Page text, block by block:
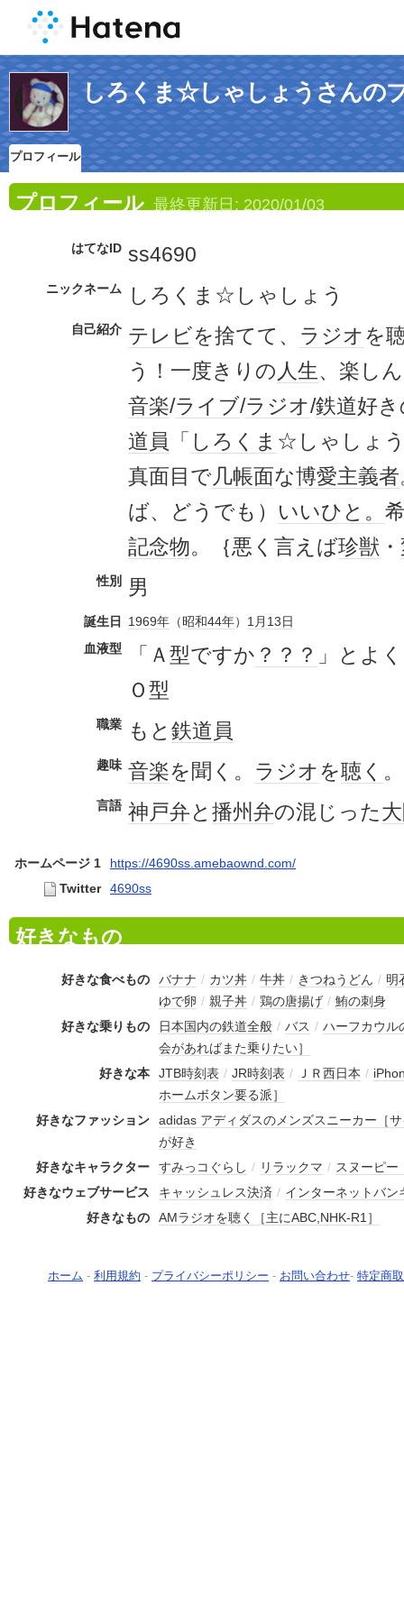
しろくま☆しゃしょうさんの
プロフィール
プロフィール 最終更新日: 2020/01/03
はてなID ss4690
ニックネーム しろくま☆しゃしょう
自己紹介 テレビを捨てて、 ラジオを
う！一度きりの人生、楽し
音楽/ライブ/ラジオ/鉄道好
道員
「 しろくま ☆しゃしょ
真面目で几帳面な博愛主義者
ば、どうでも） いいひと。
記念物。｛悪く言えば珍獣 ・
性別 男
誕生日 1969年 （昭和44年） 1月13日
血液型
「Ａ型ですか ？？？ 」とよ
Ｏ型
職業 もと 鉄道員
趣味 音楽を聞く。 ラジオを聴く 。
言語 神戸弁と 播州弁の混じった
ホームページ 1
https://4690ss.amebaownd.com/
Twitter
4690ss
好きなもの
好きな食べもの バナナ / カツ丼 / 牛丼 / きつねうどん / 明
ゆで卵 / 親子丼 / 鶏の唐揚げ / 鮪の刺身
好きな乗りもの
日本国内の鉄道全般 / バス / ハーフカウル
会があればまた乗りたい］
好きな本
JTB時刻表 / JR時刻表 / ＪＲ西日本 /
ホームボタン要る派］
好きなファッション
adidas アディダスのメンズスニーカー［
が好き
好きなキャラクター
すみっコぐらし / リラックマ / スヌーピー
好きなウェブサービス
キャッシュレス決済 / インターネットバン
好きなもの
AMラジオを聴く［主にABC,NHK-R1］
ホーム - 利用規約 - プライバシーポリシー - お問い合わせ- 特定商